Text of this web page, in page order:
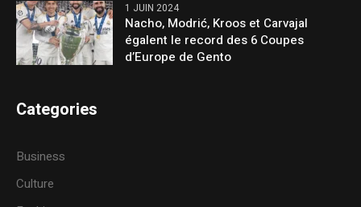
1 JUIN 2024
Nacho, Modrić, Kroos et Carvajal
égalent le record des 6 Coupes
d’Europe de Gento
Categories
Business
Culture